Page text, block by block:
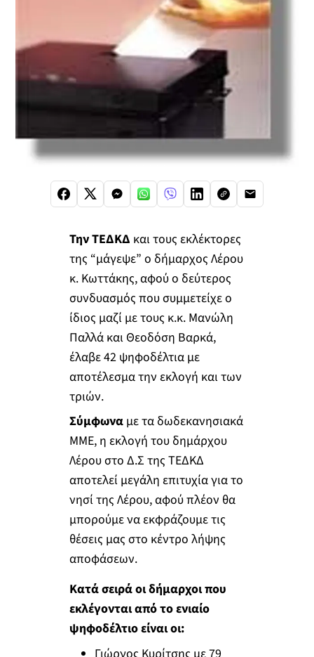
Την ΤΕΔΚΔ και τους εκλέκτορες
της “μάγεψε” ο δήμαρχος Λέρου
κ. Κωττάκης, αφού ο δεύτερος
συνδυασμός που συμμετείχε ο
ίδιος μαζί με τους κ.κ. Μανώλη
Παλλά και Θεοδόση Βαρκά,
έλαβε 42 ψηφοδέλτια με
αποτέλεσμα την εκλογή και των
τριών.
Σύμφωνα με τα δωδεκανησιακά
ΜΜΕ, η εκλογή του δημάρχου
Λέρου στο Δ.Σ της ΤΕΔΚΔ
αποτελεί μεγάλη επιτυχία για το
νησί της Λέρου, αφού πλέον θα
μπορούμε να εκφράζουμε τις
θέσεις μας στο κέντρο λήψης
αποφάσεων.
Κατά σειρά οι δήμαρχοι που
εκλέγονται από το ενιαίο
ψηφοδέλτιο είναι οι: